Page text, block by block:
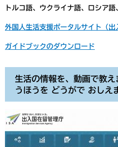
トルコ語、ウクライナ語、ロシア
外国人生活支援ポータルサイト（出
ガイドブックのダウンロード
生活の情報を、動画で教
うほうを どうがで おしえ